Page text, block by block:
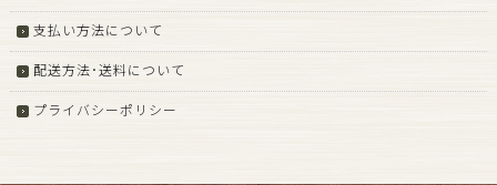
支払い方法について
配送方法･送料について
プライバシーポリシー